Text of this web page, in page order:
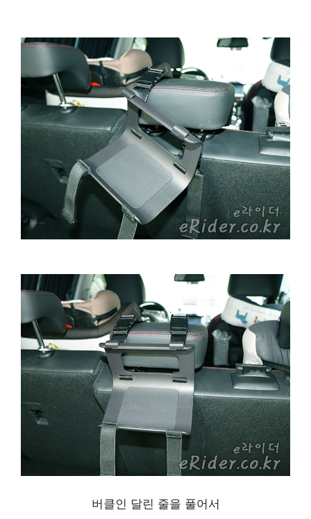
버클인 달린 줄을 풀어서